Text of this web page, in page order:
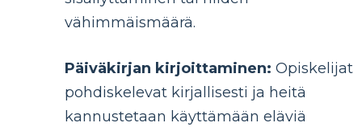
vähimmäismäärä.
Päiväkirjan kirjoittaminen: Opiskelijat
pohdiskelevat kirjallisesti ja heitä
kannustetaan käyttämään eläviä